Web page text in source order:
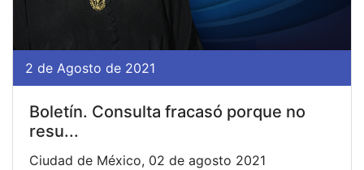
2 de Agosto de 2021
Boletín. Consulta fracasó porque no
resu...
Ciudad de México, 02 de agosto 2021